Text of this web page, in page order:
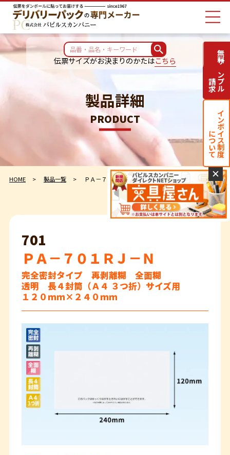
伝票サイズがお決まりのかたはこちら
製品詳細
PRODUCT
HOME 製品一覧 ＰＡ－７０１ＲＪ－Ｎ
701
ＰＡ－７０１ＲＪ－Ｎ
完全密封タイプ 再剥離糊 全面糊
透明 長４封筒（Ａ４ ３つ折）サイズ用
１２０ｍｍ×２４０ｍｍ
無料サンプル
請求
インボイス制度
について
✕